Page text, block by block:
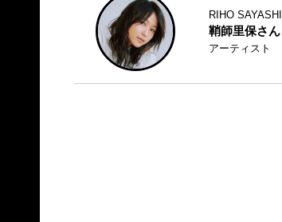
RIHO SAYASHI
鞘師里保さん
アーティスト